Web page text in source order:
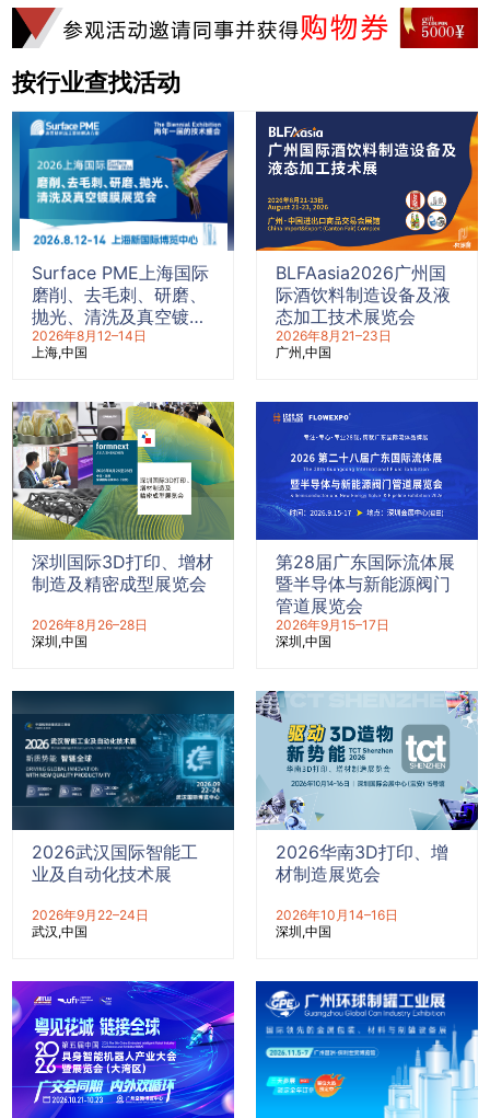
按行业查找活动
Surface PME上海国际
磨削、去毛刺、研磨、
抛光、清洗及真空镀膜
展览会
2026年8月12–14日
上海 中国
BLFAasia2026广州国
际酒饮料制造设备及液
态加工技术展览会
2026年8月21–23日
广州 中国
深圳国际3D打印、增材
制造及精密成型展览会
2026年8月26–28日
深圳 中国
第28届广东国际流体展
暨半导体与新能源阀门
管道展览会
2026年9月15–17日
深圳 中国
2026武汉国际智能工
业及自动化技术展
2026年9月22–24日
武汉 中国
2026华南3D打印、增
材制造展览会
2026年10月14–16日
深圳 中国